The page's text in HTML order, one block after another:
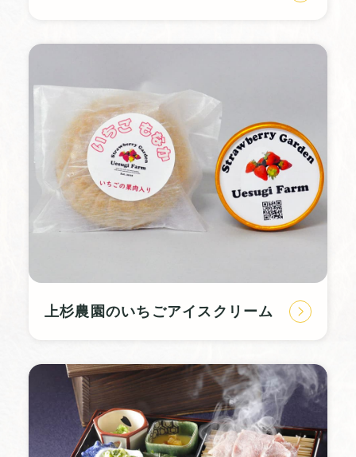
上杉農園のいちごアイスクリーム